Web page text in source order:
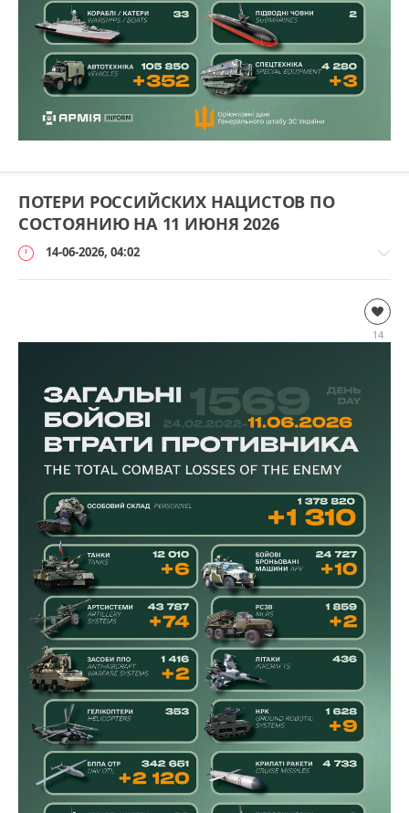
ПОТЕРИ РОССИЙСКИХ НАЦИСТОВ ПО
СОСТОЯНИЮ НА 11 ИЮНЯ 2026
14-06-2026, 04:02
14